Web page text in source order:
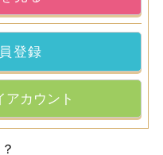
登録
アカウント